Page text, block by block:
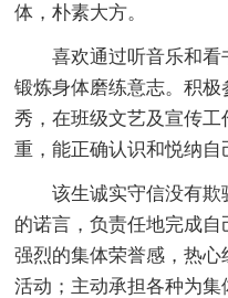
体，朴素大方。
喜欢通过听音乐和看
锻炼身体磨练意志。积
秀，在班级文艺及宣传
重，能正确认识和悦纳自
该生诚实守信没有
的诺言，负责任地完成
强烈的集体荣誉感，热
活动；主动承担各种为